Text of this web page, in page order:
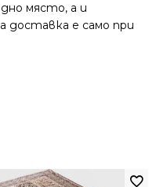
място, а и
доставка е само при